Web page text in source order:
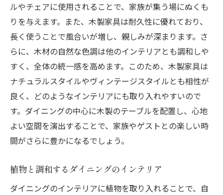
ルやチェアに使用されることで、家族が集う場にぬくも
りを与えます。また、木製家具は耐久性に優れており、
長く使うことで風合いが増し、親しみが深まります。さ
らに、木材の自然な色調は他のインテリアとも調和しや
すく、全体の統一感を高めます。このため、木製家具は
ナチュラルスタイルやヴィンテージスタイルとも相性が
良く、どのようなインテリアにも取り入れやすいので
す。ダイニングの中心に木製のテーブルを配置し、心地
よい空間を演出することで、家族やゲストとの楽しい時
間がさらに豊かになるでしょう。
植物と調和するダイニングのインテリア
ダイニングのインテリアに植物を取り入れることで、自